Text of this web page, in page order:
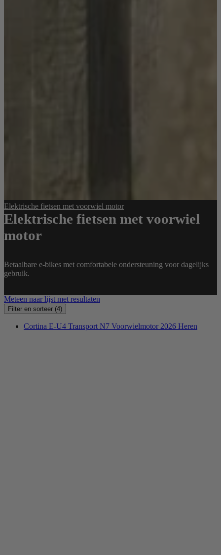
Elektrische fietsen met voorwiel motor
Elektrische fietsen met voorwiel
motor
Betaalbare e-bikes met comfortabele ondersteuning voor dagelijks
gebruik.
Meteen naar lijst met resultaten
Filter en sorteer (4)
Cortina E-U4 Transport N7 Voorwielmotor 2026 Heren